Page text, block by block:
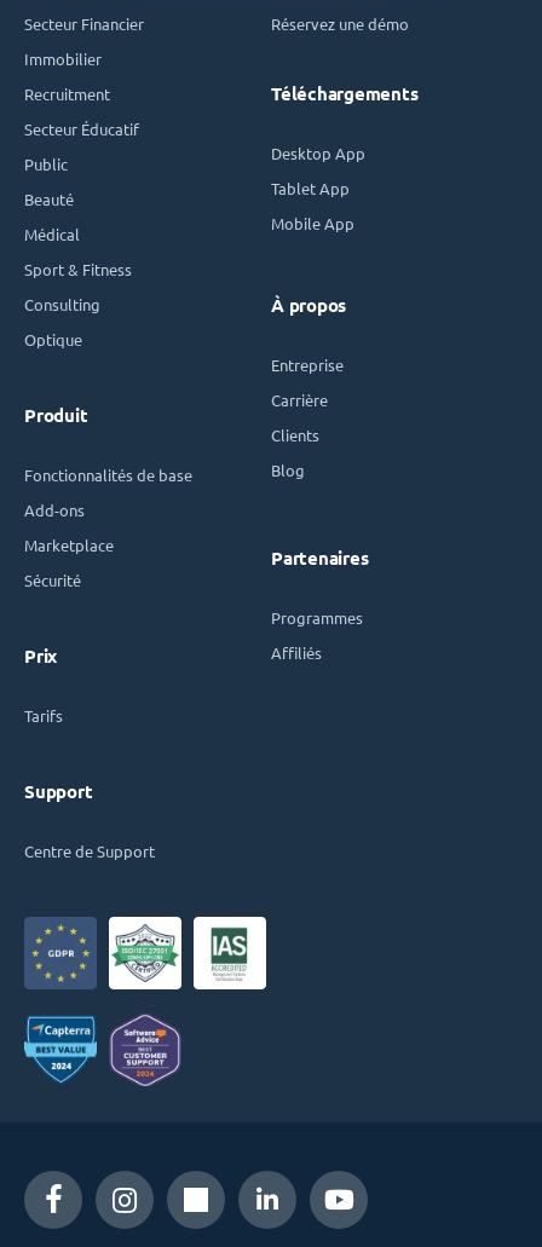
Secteur Financier
Immobilier
Recruitment
Secteur Éducatif
Public
Beauté
Médical
Sport & Fitness
Consulting
Optique
Produit
Fonctionnalités de base
Add-ons
Marketplace
Sécurité
Prix
Tarifs
Support
Centre de Support
Réservez une démo
Téléchargements
Desktop App
Tablet App
Mobile App
À propos
Entreprise
Carrière
Clients
Blog
Partenaires
Programmes
Affiliés